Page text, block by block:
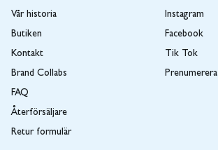
Vår historia
Butiken
Kontakt
Brand Collabs
FAQ
Återförsäljare
Retur formulär
Instagram
Facebook
Tik Tok
Prenumerera